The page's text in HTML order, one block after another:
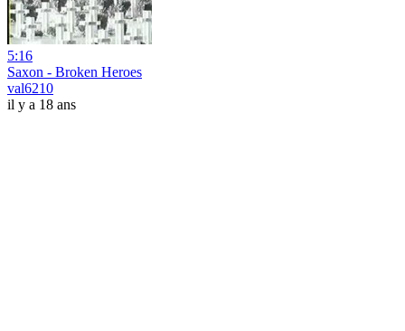
5:16
Saxon - Broken Heroes
val6210
il y a 18 ans